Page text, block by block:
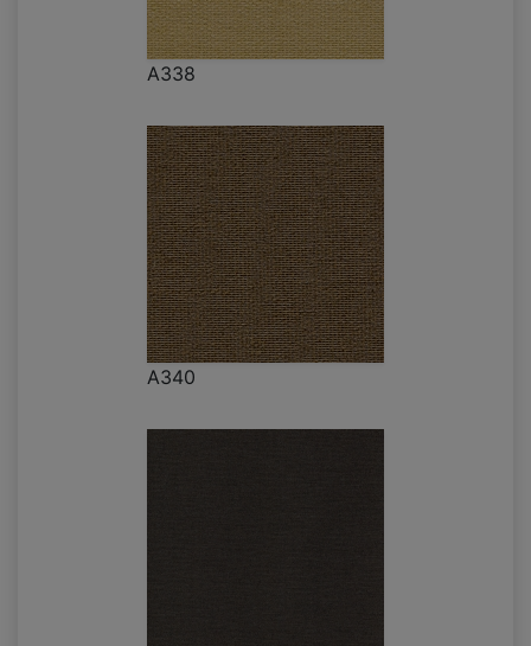
A338
A340